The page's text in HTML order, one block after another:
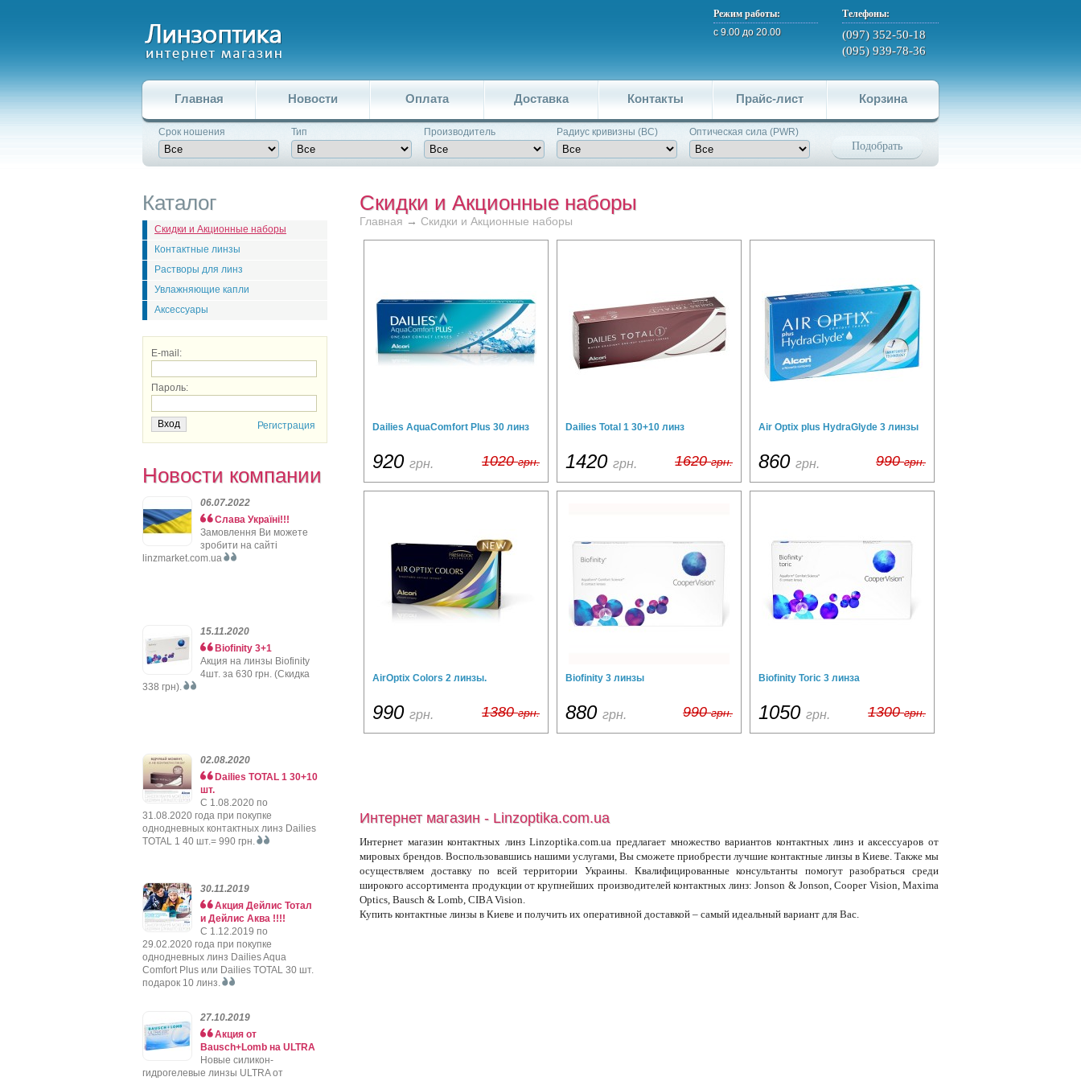
Телефоны:
(097) 352-50-18
(095) 939-78-36
Режим работы:
с 9.00 до 20.00
Главная Новости Оплата Доставка Контакты Прайс-лист Корзина
Срок ношения Тип Производитель Pадиус кривизны (BC) Оптическая сила (PWR)
Подобрать
Каталог
Скидки и Акционные наборы
Контактные линзы
Растворы для линз
Увлажняющие капли
Аксессуары
E-mail:
Пароль:
Регистрация
Новости компании
06.07.2022
Слава Україні!!!
Замовлення Ви можете
зробити на сайті
linzmarket.com.ua
15.11.2020
Biofinity 3+1
Акция на линзы Biofinity
4шт. за 630 грн. (Скидка
338 грн).
02.08.2020
Dailies TOTAL 1 30+10
шт.
C 1.08.2020 по
31.08.2020 года при покупке
однодневных контактных линз Dailies
TOTAL 1 40 шт.= 990 грн.
30.11.2019
Акция Дейлис Тотал
и Дейлис Аква !!!!
C 1.12.2019 по
29.02.2020 года при покупке
однодневных линз Dailies Aqua
Comfort Plus или Dailies TOTAL 30 шт.
подарок 10 линз.
27.10.2019
Акция от
Bausch+Lomb на ULTRA
Новые силикон-
гидрогелевые линзы ULTRA от
Скидки и Акционные наборы
Главная → Скидки и Акционные наборы
Dailies AquaComfort Plus 30 линз
920 грн. 1020грн.
Dailies Total 1 30+10 линз
1420 грн. 1620грн.
Air Optix plus HydraGlyde 3 линзы
860 грн. 990грн.
AirOptix Colors 2 линзы.
990 грн. 1380грн.
Biofinity 3 линзы
880 грн. 990грн.
Biofinity Toric 3 линза
1050 грн. 1300грн.
Интернет магазин - Linzoptika.com.ua
Интернет магазин контактных линз Linzoptika.com.ua предлагает множество вариантов контактных линз и аксессуаров от
мировых брендов. Воспользовавшись нашими услугами, Вы сможете приобрести лучшие контактные линзы в Киеве. Также мы
осуществляем доставку по всей территории Украины. Квалифицированные консультанты помогут разобраться среди
широкого ассортимента продукции от крупнейших производителей контактных линз: Jonson & Jonson, Cooper Vision, Maxima
Optics, Bausch & Lomb, CIBA Vision.
Купить контактные линзы в Киеве и получить их оперативной доставкой – самый идеальный вариант для Вас.